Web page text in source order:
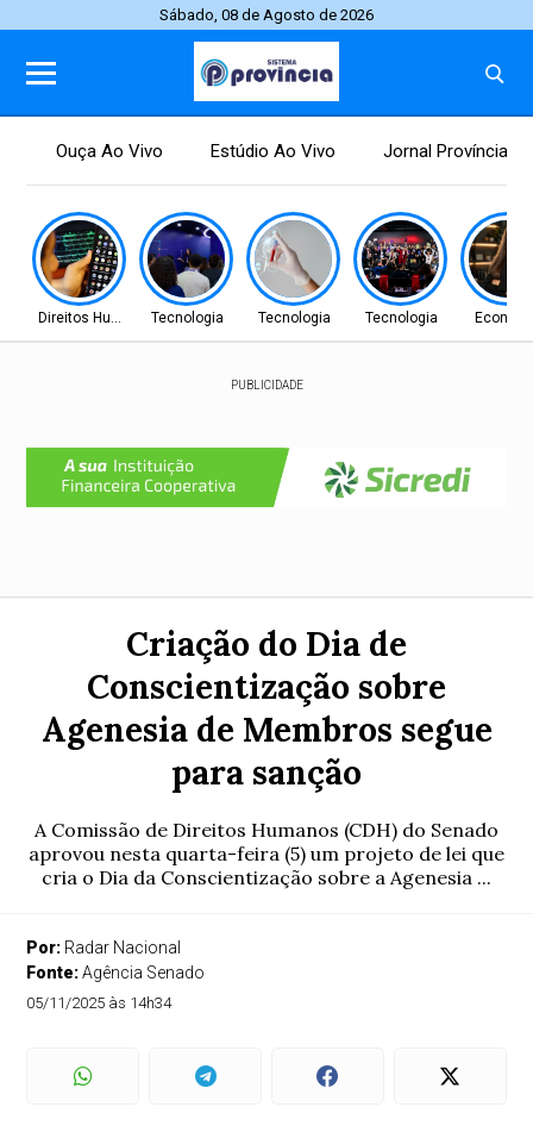
Sábado, 08 de Agosto de 2026
Ouça Ao Vivo Estúdio Ao Vivo Jornal Província
Direitos HumanosTecnologia Tecnologia Tecnologia
PUBLICIDADE
Criação do Dia de
Conscientização sobre
Agenesia de Membros segue
para sanção
A Comissão de Direitos Humanos (CDH) do Senado
aprovou nesta quarta-feira (5) um projeto de lei que
cria o Dia da Conscientização sobre a Agenesia ...
Por: Radar Nacional
Fonte:Agência Senado
05/11/2025 às 14h34